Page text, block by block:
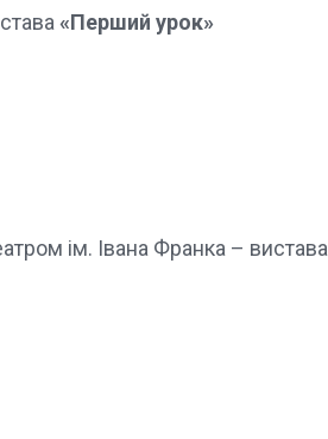
«Перший урок»
ім. Івана Франка – вистава